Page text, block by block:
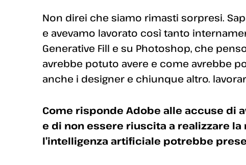
Non direi che siamo rimasti sorpresi.
e avevamo lavorato così tanto
Generative Fill e su Photoshop, che
avrebbe potuto avere e come avrebbe
anche i designer e chiunque altro.
Come risponde Adobe alle accuse di
e di non essere riuscita a realizzare
l’intelligenza artificiale potrebbe